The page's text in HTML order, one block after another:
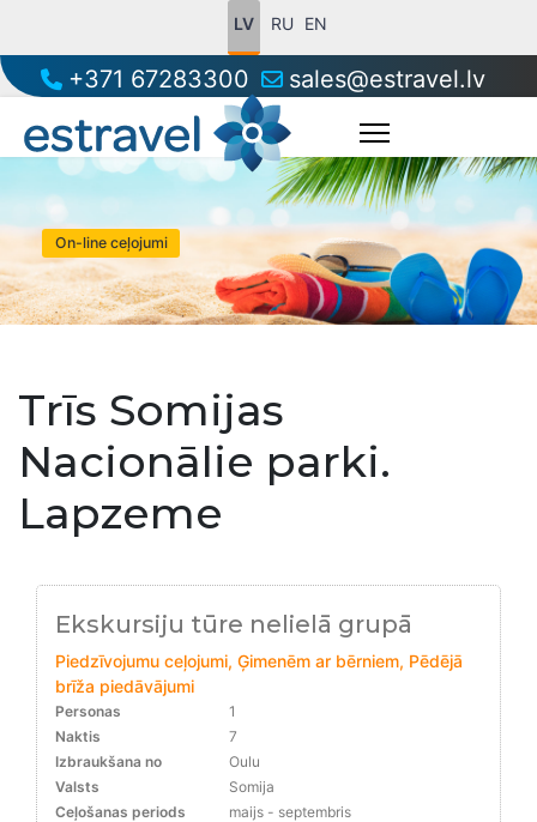
LV RU EN
+371 67283300 sales@estravel.lv
On-line ceļojumi
Trīs Somijas
Nacionālie parki.
Lapzeme
Ekskursiju tūre nelielā grupā
Piedzīvojumu ceļojumi, Ģimenēm ar bērniem, Pēdējā
brīža piedāvājumi
Personas
1
Naktis
7
Izbraukšana no
Oulu
Valsts
Somija
Ceļošanas periods
maijs - septembris